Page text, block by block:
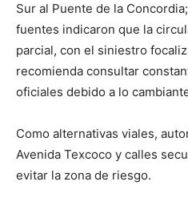
Sur al Puente de la
fuentes indicaron que la
parcial, con el siniestro
recomienda consultar
oficiales debido a lo
Como alternativas viales,
Avenida Texcoco y calles
evitar la zona de riesgo.